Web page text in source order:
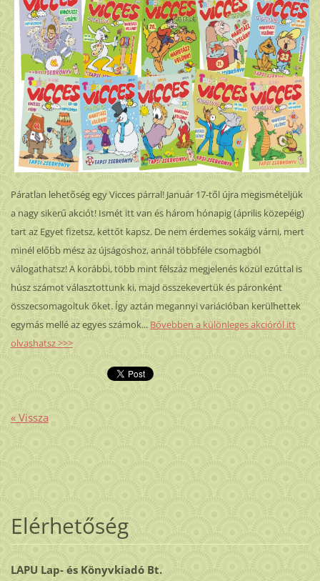
Páratlan lehetőség egy Vicces párral! Január 17-től újra megismételjük
a nagy sikerű akciót! Ismét itt van és három hónapig (április közepéig)
tart az Egyet fizetsz, kettőt kapsz. De nem érdemes sokáig várni, mert
minél előbb mész az újságoshoz, annál többféle csomagból
válogathatsz! A korábbi, több mint félszáz megjelenés közül ezúttal is
húsz számot választottunk ki, majd összekevertük és páronként
összecsomagoltuk őket. Így aztán megannyi variációban kerülhettek
egymás mellé az egyes számok... Bővebben a különleges akcióról itt
olvashatsz >>>
« Vissza
Elérhetőség
LAPU Lap- és Könyvkiadó Bt.